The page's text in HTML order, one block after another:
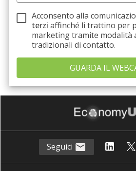
Acconsento alla
terzi affinché li trattino per
marketing tramite modalità
tradizionali di contatto.
Seguici